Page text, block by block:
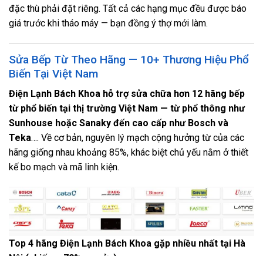
đặc thù phải đặt riêng. Tất cả các hạng mục đều được báo
giá trước khi tháo máy — bạn đồng ý thợ mới làm.
Sửa Bếp Từ Theo Hãng — 10+ Thương Hiệu Phổ
Biến Tại Việt Nam
Điện Lạnh Bách Khoa hỗ trợ sửa chữa hơn 12 hãng bếp
từ phổ biến tại thị trường Việt Nam — từ phổ thông như
Sunhouse hoặc Sanaky đến cao cấp như Bosch và
Teka…. Về cơ bản, nguyên lý mạch cộng hưởng từ của các
hãng giống nhau khoảng 85%, khác biệt chủ yếu nằm ở thiết
kế bo mạch và mã linh kiện.
Top 4 hãng Điện Lạnh Bách Khoa gặp nhiều nhất tại Hà